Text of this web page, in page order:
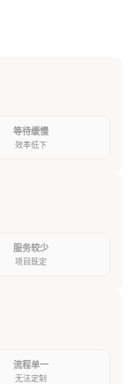
等待缓慢
效率低下
服务较少
项目既定
流程单一
无法定制